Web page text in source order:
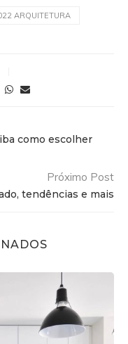
ARQUITETURA
como escolher
Próximo Post
tendências e mais